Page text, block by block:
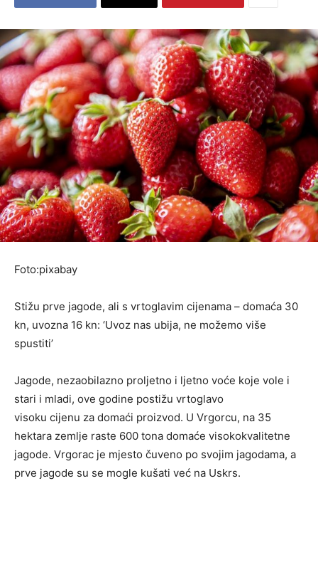
Foto:pixabay
Stižu prve jagode, ali s vrtoglavim cijenama – domaća 30
kn, uvozna 16 kn: ‘Uvoz nas ubija, ne možemo više
spustiti’
Jagode, nezaobilazno proljetno i ljetno voće koje vole i
stari i mladi, ove godine postižu vrtoglavo
visoku cijenu za domaći proizvod. U Vrgorcu, na 35
hektara zemlje raste 600 tona domaće visokokvalitetne
jagode. Vrgorac je mjesto čuveno po svojim jagodama, a
prve jagode su se mogle kušati već na Uskrs.